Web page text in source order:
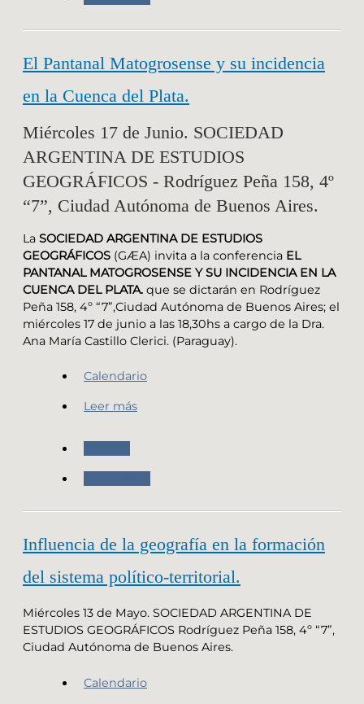
El Pantanal Matogrosense y su incidencia
en la Cuenca del Plata.
Miércoles 17 de Junio. SOCIEDAD
ARGENTINA DE ESTUDIOS
GEOGRÁFICOS - Rodríguez Peña 158, 4º
“7”, Ciudad Autónoma de Buenos Aires.
La SOCIEDAD ARGENTINA DE ESTUDIOS
GEOGRÁFICOS (GÆA) invita a la conferencia EL
PANTANAL MATOGROSENSE Y SU INCIDENCIA EN LA
CUENCA DEL PLATA. que se dictarán en Rodríguez
Peña 158, 4º “7”,Ciudad Autónoma de Buenos Aires; el
miércoles 17 de junio a las 18,30hs a cargo de la Dra.
Ana María Castillo Clerici. (Paraguay).
Calendario
Leer más
Influencia de la geografía en la formación
del sistema político-territorial.
Miércoles 13 de Mayo. SOCIEDAD ARGENTINA DE
ESTUDIOS GEOGRÁFICOS Rodríguez Peña 158, 4º “7”,
Ciudad Autónoma de Buenos Aires.
Calendario